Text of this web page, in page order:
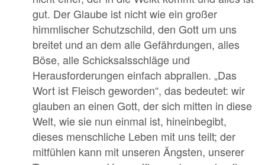
gut. Der Glaube ist nicht wie ein großer
himmlischer Schutzschild, den Gott um uns
breitet und an dem alle Gefährdungen, alles
Böse, alle Schicksalsschläge und
Herausforderungen einfach abprallen. „Das
Wort ist Fleisch geworden“, das bedeutet: wir
glauben an einen Gott, der sich mitten in diese
Welt, wie sie nun einmal ist, hineinbegibt,
dieses menschliche Leben mit uns teilt; der
mitfühlen kann mit unseren Ängsten, unserer